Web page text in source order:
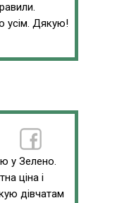
усім. Дякую!
у Зелено.
ціна і
дівчатам